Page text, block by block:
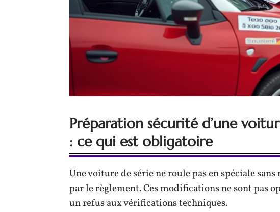
Préparation sécurité d’une
: ce qui est obligatoire
Une voiture de série ne roule pas en spéciale
par le règlement. Ces modifications ne sont pas
un refus aux vérifications techniques.